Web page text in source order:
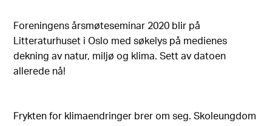
Foreningens årsmøteseminar 2020 blir på
Litteraturhuset i Oslo med søkelys på medienes
dekning av natur, miljø og klima. Sett av datoen
allerede nå!
Frykten for klimaendringer brer om seg. Skoleungdom